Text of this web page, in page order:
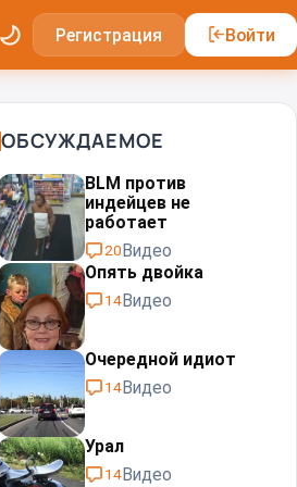
Регистрация Войти
ОБСУЖДАЕМОЕ
BLM против
индейцев не
работает
20Видео
Опять двойка
14Видео
Очередной идиот
14Видео
Урал⁠⁠
14Видео